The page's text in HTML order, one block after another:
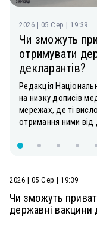
2026 | 05 Сер | 19:39
Чи зможуть
отримувати
декларантів?
Редакція
на низку дописів
мережах, де ті
отримання ними від
2026 | 05 Сер | 19:39
Чи зможуть
державні вакцини